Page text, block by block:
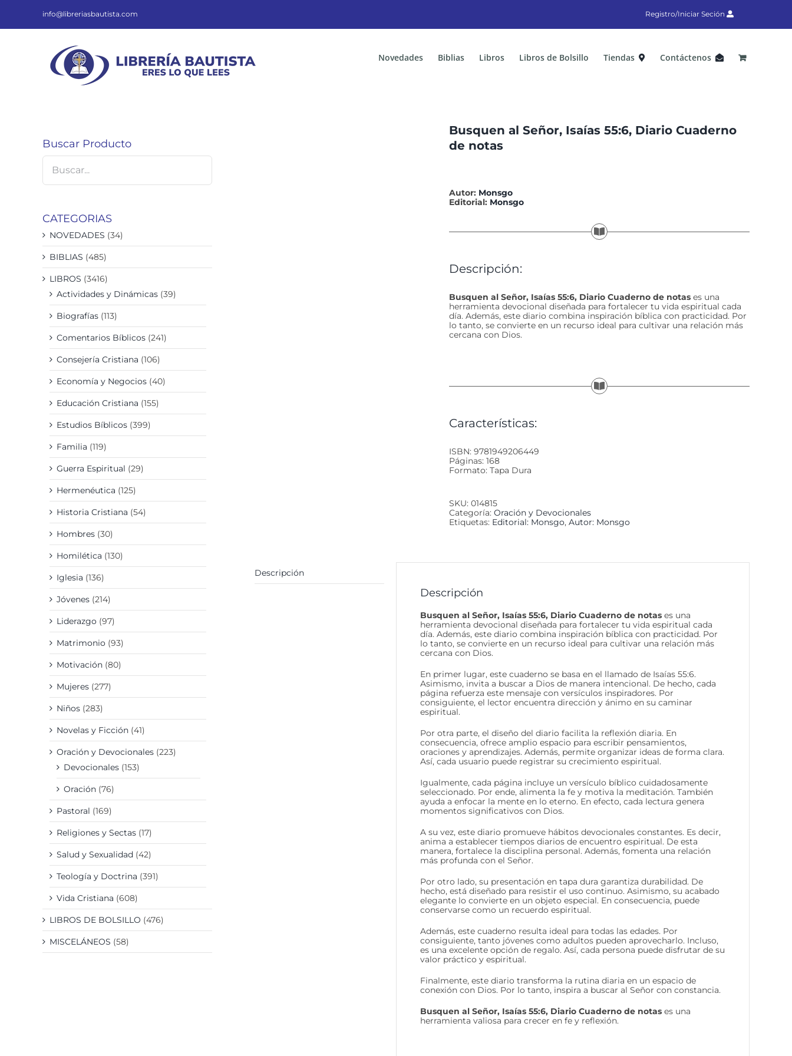
info@libreriasbautista.com Registro/Iniciar Seción
Novedades Biblias Libros Libros de Bolsillo Tiendas Contáctenos
Busquen al Señor, Isaías 55:6, Diario Cuaderno
de notas
Autor: Monsgo
Editorial: Monsgo
Descripción:
Busquen al Señor, Isaías 55:6, Diario Cuaderno de notas es una
herramienta devocional diseñada para fortalecer tu vida espiritual cada
día. Además, este diario combina inspiración bíblica con practicidad. Por
lo tanto, se convierte en un recurso ideal para cultivar una relación más
cercana con Dios.
Características:
ISBN: 9781949206449
Páginas: 168
Formato: Tapa Dura
SKU: 014815
Categoría: Oración y Devocionales
Etiquetas: Editorial: Monsgo, Autor: Monsgo
Descripción
Descripción
Busquen al Señor, Isaías 55:6, Diario Cuaderno de notas es una
herramienta devocional diseñada para fortalecer tu vida espiritual cada
día. Además, este diario combina inspiración bíblica con practicidad. Por
lo tanto, se convierte en un recurso ideal para cultivar una relación más
cercana con Dios.
En primer lugar, este cuaderno se basa en el llamado de Isaías 55:6.
Asimismo, invita a buscar a Dios de manera intencional. De hecho, cada
página refuerza este mensaje con versículos inspiradores. Por
consiguiente, el lector encuentra dirección y ánimo en su caminar
espiritual.
Por otra parte, el diseño del diario facilita la reflexión diaria. En
consecuencia, ofrece amplio espacio para escribir pensamientos,
oraciones y aprendizajes. Además, permite organizar ideas de forma clara.
Así, cada usuario puede registrar su crecimiento espiritual.
Igualmente, cada página incluye un versículo bíblico cuidadosamente
seleccionado. Por ende, alimenta la fe y motiva la meditación. También
ayuda a enfocar la mente en lo eterno. En efecto, cada lectura genera
momentos significativos con Dios.
A su vez, este diario promueve hábitos devocionales constantes. Es decir,
anima a establecer tiempos diarios de encuentro espiritual. De esta
manera, fortalece la disciplina personal. Además, fomenta una relación
más profunda con el Señor.
Por otro lado, su presentación en tapa dura garantiza durabilidad. De
hecho, está diseñado para resistir el uso continuo. Asimismo, su acabado
elegante lo convierte en un objeto especial. En consecuencia, puede
conservarse como un recuerdo espiritual.
Además, este cuaderno resulta ideal para todas las edades. Por
consiguiente, tanto jóvenes como adultos pueden aprovecharlo. Incluso,
es una excelente opción de regalo. Así, cada persona puede disfrutar de su
valor práctico y espiritual.
Finalmente, este diario transforma la rutina diaria en un espacio de
conexión con Dios. Por lo tanto, inspira a buscar al Señor con constancia.
Busquen al Señor, Isaías 55:6, Diario Cuaderno de notas es una
herramienta valiosa para crecer en fe y reflexión.
Buscar Producto
CATEGORIAS
NOVEDADES (34)
BIBLIAS (485)
LIBROS (3416)
Actividades y Dinámicas (39)
Biografías (113)
Comentarios Bíblicos (241)
Consejería Cristiana (106)
Economía y Negocios (40)
Educación Cristiana (155)
Estudios Bíblicos (399)
Familia (119)
Guerra Espiritual (29)
Hermenéutica (125)
Historia Cristiana (54)
Hombres (30)
Homilética (130)
Iglesia (136)
Jóvenes (214)
Liderazgo (97)
Matrimonio (93)
Motivación (80)
Mujeres (277)
Niños (283)
Novelas y Ficción (41)
Oración y Devocionales (223)
Devocionales (153)
Oración (76)
Pastoral (169)
Religiones y Sectas (17)
Salud y Sexualidad (42)
Teología y Doctrina (391)
Vida Cristiana (608)
LIBROS DE BOLSILLO (476)
MISCELÁNEOS (58)